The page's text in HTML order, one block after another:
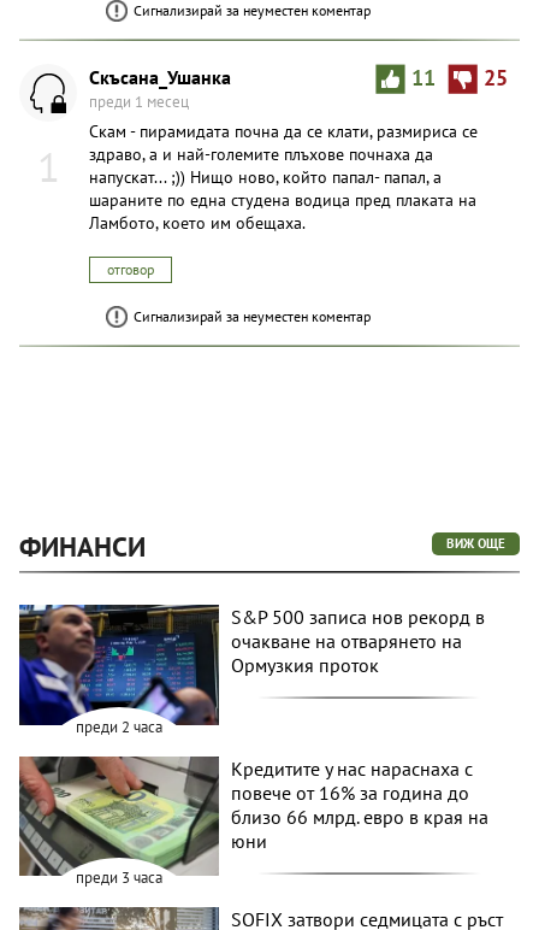
Сигнализирай за неуместен коментар
1
11 25
Скъсана_Ушанка
преди 1 месец
Скам - пирамидата почна да се клати, размириса се
здраво, а и най-големите плъхове почнаха да
напускат... ;)) Нищо ново, който папал- папал, а
шараните по една студена водица пред плаката на
Ламбото, което им обещаха.
отговор
Сигнализирай за неуместен коментар
ФИНАНСИ ВИЖ ОЩЕ
преди 2 часа
S&P 500 записа нов рекорд в
очакване на отварянето на
Ормузкия проток
преди 3 часа
Кредитите у нас нараснаха с
повече от 16% за година до
близо 66 млрд. евро в края на
юни
SOFIX затвори седмицата с ръст